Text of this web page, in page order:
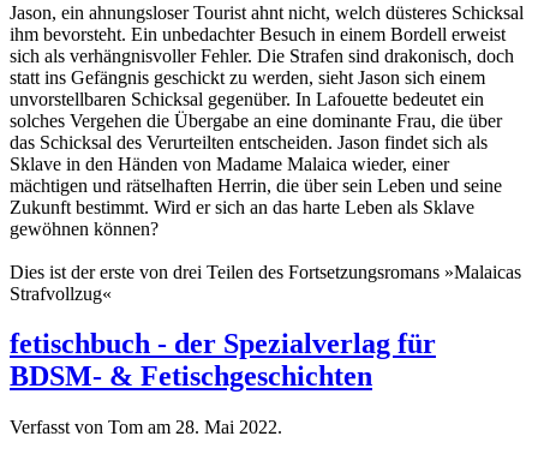
Jason, ein ahnungsloser Tourist ahnt nicht, welch düsteres Schicksal
ihm bevorsteht. Ein unbedachter Besuch in einem Bordell erweist
sich als verhängnisvoller Fehler. Die Strafen sind drakonisch, doch
statt ins Gefängnis geschickt zu werden, sieht Jason sich einem
unvorstellbaren Schicksal gegenüber. In Lafouette bedeutet ein
solches Vergehen die Übergabe an eine dominante Frau, die über
das Schicksal des Verurteilten entscheiden. Jason findet sich als
Sklave in den Händen von Madame Malaica wieder, einer
mächtigen und rätselhaften Herrin, die über sein Leben und seine
Zukunft bestimmt. Wird er sich an das harte Leben als Sklave
gewöhnen können?
Dies ist der erste von drei Teilen des Fortsetzungsromans »Malaicas
Strafvollzug«
fetischbuch - der Spezialverlag für
BDSM- & Fetischgeschichten
Verfasst von Tom am 28. Mai 2022.